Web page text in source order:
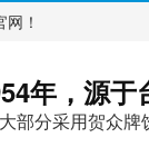
！
年，源于
部分采用贺众牌